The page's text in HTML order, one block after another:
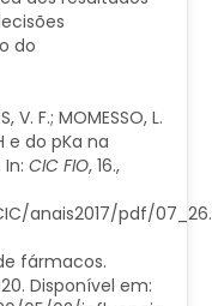
do
V. F.; MOMESSO, L.
e do pKa na
CIC FIO, 16.,
anais2017/pdf/
fármacos.
Disponível em: